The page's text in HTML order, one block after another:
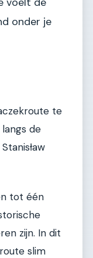
onder je
te
de
tot één
zijn. In dit
slim